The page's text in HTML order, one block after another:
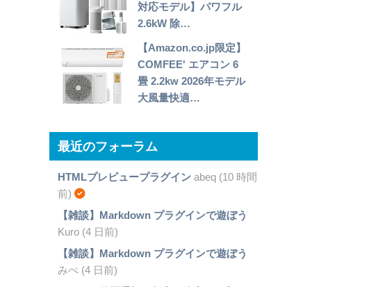
対応モデル】パワフル
2.6kW 除…
【Amazon.co.jp限定】
COMFEE' エアコン 6
畳 2.2kw 2026年モデル
大風量快適…
最近のフォーラム
HTMLプレビュープラグインabeq (10 時間
前)
【雑談】Markdown プラグインで遊ぼう
Kuro (4 日前)
【雑談】Markdown プラグインで遊ぼう
みぺ (4 日前)